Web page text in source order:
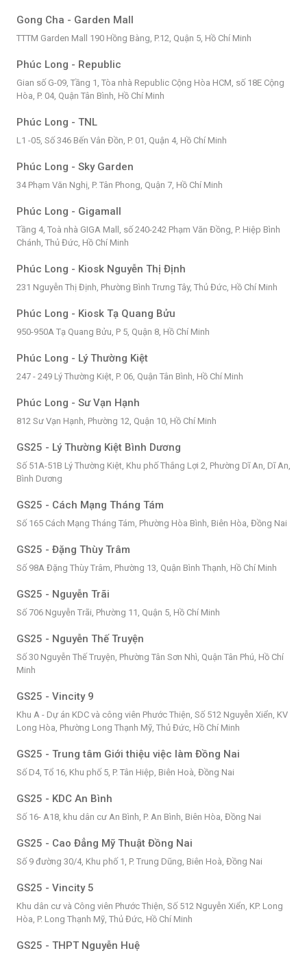
Gong Cha - Garden Mall
TTTM Garden Mall 190 Hồng Bàng, P.12, Quận 5, Hồ Chí Minh
Phúc Long - Republic
Gian số G-09, Tầng 1, Tòa nhà Republic Cộng Hòa HCM, số 18E Cộng
Hòa, P. 04, Quận Tân Bình, Hồ Chí Minh
Phúc Long - TNL
L1 -05, Số 346 Bến Vân Đồn, P. 01, Quận 4, Hồ Chí Minh
Phúc Long - Sky Garden
34 Phạm Văn Nghị, P. Tân Phong, Quận 7, Hồ Chí Minh
Phúc Long - Gigamall
Tầng 4, Toà nhà GIGA Mall, số 240-242 Phạm Văn Đồng, P. Hiệp Bình
Chánh, Thủ Đức, Hồ Chí Minh
Phúc Long - Kiosk Nguyễn Thị Định
231 Nguyễn Thị Định, Phường Bình Trưng Tây, Thủ Đức, Hồ Chí Minh
Phúc Long - Kiosk Tạ Quang Bửu
950-950A Tạ Quang Bửu, P 5, Quận 8, Hồ Chí Minh
Phúc Long - Lý Thường Kiệt
247 - 249 Lý Thường Kiệt, P. 06, Quận Tân Bình, Hồ Chí Minh
Phúc Long - Sư Vạn Hạnh
812 Sư Vạn Hạnh, Phường 12, Quận 10, Hồ Chí Minh
GS25 - Lý Thường Kiệt Bình Dương
Số 51A-51B Lý Thường Kiệt, Khu phố Thắng Lợi 2, Phường Dĩ An, Dĩ An,
Bình Dương
GS25 - Cách Mạng Tháng Tám
Số 165 Cách Mạng Tháng Tám, Phường Hòa Bình, Biên Hòa, Đồng Nai
GS25 - Đặng Thùy Trâm
Số 98A Đặng Thùy Trâm, Phường 13, Quận Bình Thạnh, Hồ Chí Minh
GS25 - Nguyễn Trãi
Số 706 Nguyễn Trãi, Phường 11, Quận 5, Hồ Chí Minh
GS25 - Nguyễn Thế Truyện
Số 30 Nguyễn Thế Truyện, Phường Tân Sơn Nhì, Quận Tân Phú, Hồ Chí
Minh
GS25 - Vincity 9
Khu A - Dự án KDC và công viên Phước Thiện, Số 512 Nguyễn Xiển, KV
Long Hòa, Phường Long Thạnh Mỹ, Thủ Đức, Hồ Chí Minh
GS25 - Trung tâm Giới thiệu việc làm Đồng Nai
Số D4, Tổ 16, Khu phố 5, P. Tân Hiệp, Biên Hoà, Đồng Nai
GS25 - KDC An Bình
Số 16- A18, khu dân cư An Bình, P. An Bình, Biên Hòa, Đồng Nai
GS25 - Cao Đẳng Mỹ Thuật Đồng Nai
Số 9 đường 30/4, Khu phố 1, P. Trung Dũng, Biên Hoà, Đồng Nai
GS25 - Vincity 5
Khu dân cư và Công viên Phước Thiện, Số 512 Nguyễn Xiển, KP. Long
Hòa, P. Long Thạnh Mỹ, Thủ Đức, Hồ Chí Minh
GS25 - THPT Nguyễn Huệ